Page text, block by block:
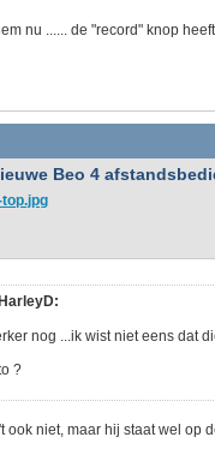
nu ...... de "record" knop
Beo 4
top.jpg
HarleyD:
nog ...ik wist niet eens dat
?
't ook niet, maar hij staat wel op